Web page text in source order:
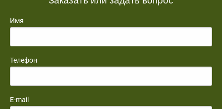
Имя
Телефон
E-mail